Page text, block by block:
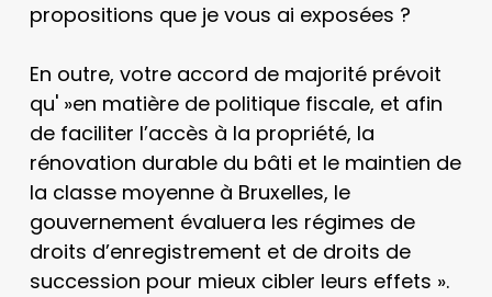
propositions que je vous ai exposées ?
En outre, votre accord de majorité prévoit
qu' »en matière de politique fiscale, et afin
de faciliter l’accès à la propriété, la
rénovation durable du bâti et le maintien de
la classe moyenne à Bruxelles, le
gouvernement évaluera les régimes de
droits d’enregistrement et de droits de
succession pour mieux cibler leurs effets ».